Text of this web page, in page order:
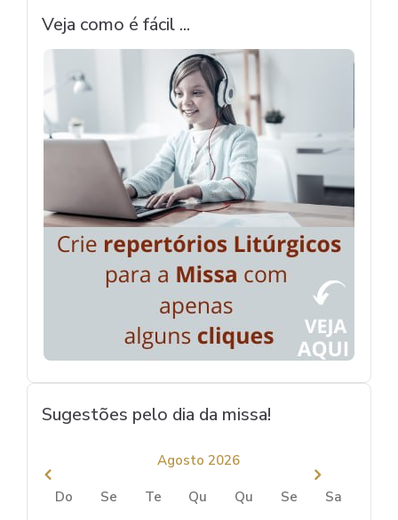
Veja como é fácil ...
Sugestões pelo dia da missa!
Agosto 2026
Do Se Te Qu Qu Se
Sa